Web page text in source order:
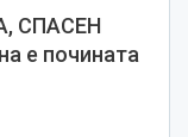
СПАСЕН
е почината